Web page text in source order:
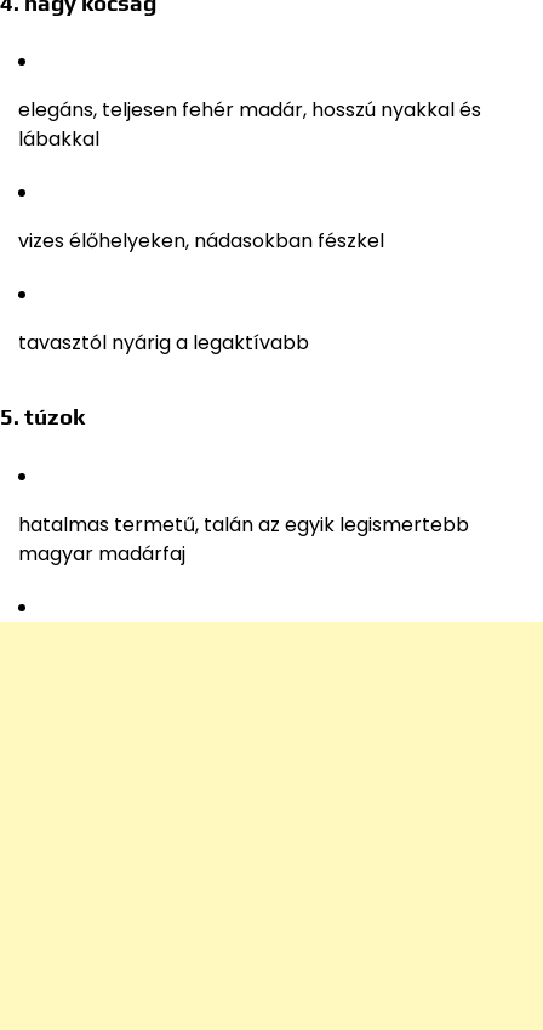
elegáns, teljesen fehér madár, hosszú nyakkal és
lábakkal
vizes élőhelyeken, nádasokban fészkel
tavasztól nyárig a legaktívabb
5. túzok
hatalmas termetű, talán az egyik legismertebb
magyar madárfaj